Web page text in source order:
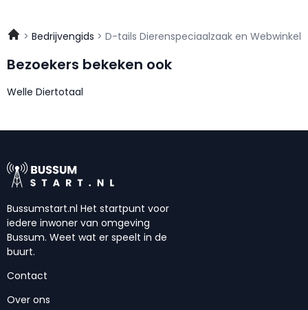
Bedrijvengids D-tails Dierenspeciaalzaak en Webwinkel
Bezoekers bekeken ook
Welle Diertotaal
Bussumstart.nl Het startpunt voor
iedere inwoner van omgeving
Bussum. Weet wat er speelt in de
buurt.
Contact
Over ons